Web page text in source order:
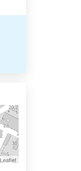
Leaflet